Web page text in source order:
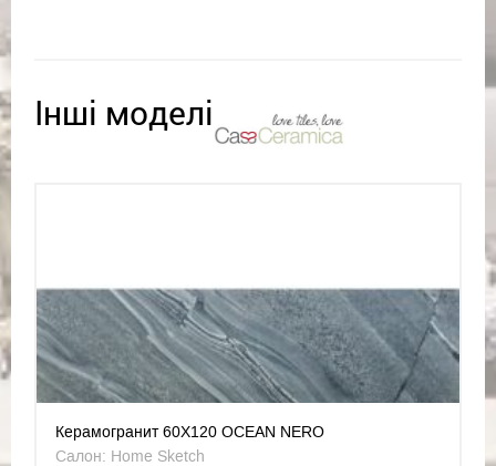
Інші моделі
Керамогранит 60X120 OCEAN NERO
Салон: Home Sketch